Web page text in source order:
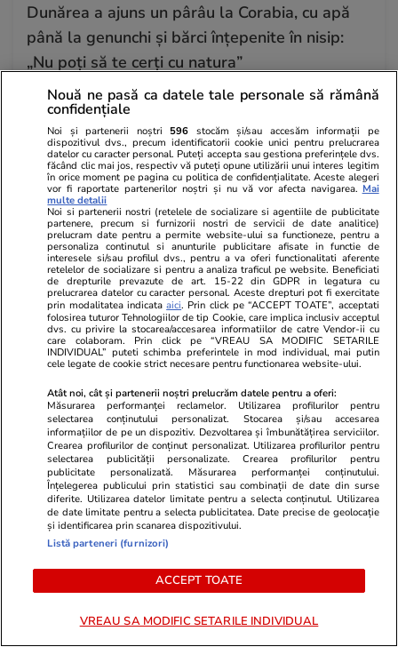
Dunărea a ajuns un pârâu la Corabia, cu apă
până la genunchi și bărci înțepenite în nisip:
„Nu poți să te cerți cu natura”
Auto
Dacia Sandero a devenit „mașina ieftină
supremă”, consumă 4,2 litri la 100 km și are
un preț care va schimba regulile jocului în
2026
Știri România 04 aug.
Ploi torențiale și vijelii în România după valul
de căldură extremă. Prognoza meteo ANM
pentru perioada 4-31 august 2026
Cel mai frumos sat din lume a
Trucul
Nouă ne pasă ca datele tale personale să rămână
confidențiale
Noi și partenerii noștri 596 stocăm și/sau accesăm informații pe
dispozitivul dvs., precum identificatorii cookie unici pentru prelucrarea
datelor cu caracter personal. Puteți accepta sau gestiona preferințele dvs.
făcând clic mai jos, respectiv vă puteți opune utilizării unui interes legitim
în orice moment pe pagina cu politica de confidențialitate. Aceste alegeri
vor fi raportate partenerilor noștri și nu vă vor afecta navigarea. Mai
multe detalii
Noi si partenerii nostri (retelele de socializare si agentiile de publicitate
partenere, precum si furnizorii nostri de servicii de date analitice)
prelucram date pentru a permite website-ului sa functioneze, pentru a
personaliza continutul si anunturile publicitare afisate in functie de
interesele si/sau profilul dvs., pentru a va oferi functionalitati aferente
retelelor de socializare si pentru a analiza traficul pe website. Beneficiati
de drepturile prevazute de art. 15-22 din GDPR in legatura cu
prelucrarea datelor cu caracter personal. Aceste drepturi pot fi exercitate
prin modalitatea indicataaici. Prin click pe “ACCEPT TOATE”, acceptati
folosirea tuturor Tehnologiilor de tip Cookie, care implica inclusiv acceptul
dvs. cu privire la stocarea/accesarea informatiilor de catre Vendor-ii cu
care colaboram. Prin click pe “VREAU SA MODIFIC SETARILE
INDIVIDUAL” puteti schimba preferintele in mod individual, mai putin
cele legate de cookie strict necesare pentru functionarea website-ului.
Atât noi, cât și partenerii noștri prelucrăm datele pentru a oferi:
Măsurarea performanței reclamelor. Utilizarea profilurilor pentru
selectarea conținutului personalizat. Stocarea și/sau accesarea
informațiilor de pe un dispozitiv. Dezvoltarea și îmbunătățirea serviciilor.
Crearea profilurilor de conținut personalizat. Utilizarea profilurilor pentru
selectarea publicității personalizate. Crearea profilurilor pentru
publicitate personalizată. Măsurarea performanței conținutului.
Înțelegerea publicului prin statistici sau combinații de date din surse
diferite. Utilizarea datelor limitate pentru a selecta conținutul. Utilizarea
de date limitate pentru a selecta publicitatea. Date precise de geolocație
și identificarea prin scanarea dispozitivului.
Listă parteneri (furnizori)
ACCEPT TOATE
VREAU SA MODIFIC SETARILE INDIVIDUAL